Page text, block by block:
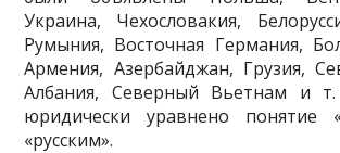
Украина, Чехословакия,
Румыния, Восточная Германия,
Армения, Азербайджан, Грузия,
Алба­ния, Северный Вьетнам и
юридически уравнено понятие
«русским».